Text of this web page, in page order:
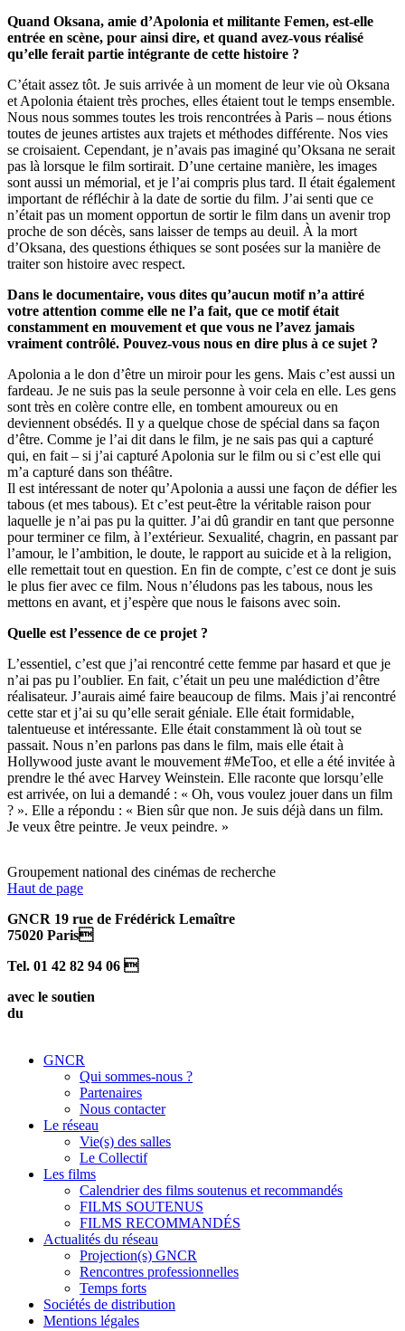
Quand Oksana, amie d’Apolonia et militante Femen, est-elle
entrée en scène, pour ainsi dire, et quand avez-vous réalisé
qu’elle ferait partie intégrante de cette histoire ?
C’était assez tôt. Je suis arrivée à un moment de leur vie où Oksana
et Apolonia étaient très proches, elles étaient tout le temps ensemble.
Nous nous sommes toutes les trois rencontrées à Paris – nous étions
toutes de jeunes artistes aux trajets et méthodes différente. Nos vies
se croisaient. Cependant, je n’avais pas imaginé qu’Oksana ne serait
pas là lorsque le film sortirait. D’une certaine manière, les images
sont aussi un mémorial, et je l’ai compris plus tard. Il était également
important de réfléchir à la date de sortie du film. J’ai senti que ce
n’était pas un moment opportun de sortir le film dans un avenir trop
proche de son décès, sans laisser de temps au deuil. À la mort
d’Oksana, des questions éthiques se sont posées sur la manière de
traiter son histoire avec respect.
Dans le documentaire, vous dites qu’aucun motif n’a attiré
votre attention comme elle ne l’a fait, que ce motif était
constamment en mouvement et que vous ne l’avez jamais
vraiment contrôlé. Pouvez-vous nous en dire plus à ce sujet ?
Apolonia a le don d’être un miroir pour les gens. Mais c’est aussi un
fardeau. Je ne suis pas la seule personne à voir cela en elle. Les gens
sont très en colère contre elle, en tombent amoureux ou en
deviennent obsédés. Il y a quelque chose de spécial dans sa façon
d’être. Comme je l’ai dit dans le film, je ne sais pas qui a capturé
qui, en fait – si j’ai capturé Apolonia sur le film ou si c’est elle qui
m’a capturé dans son théâtre.
Il est intéressant de noter qu’Apolonia a aussi une façon de défier les
tabous (et mes tabous). Et c’est peut-être la véritable raison pour
laquelle je n’ai pas pu la quitter. J’ai dû grandir en tant que personne
pour terminer ce film, à l’extérieur. Sexualité, chagrin, en passant par
l’amour, le l’ambition, le doute, le rapport au suicide et à la religion,
elle remettait tout en question. En fin de compte, c’est ce dont je suis
le plus fier avec ce film. Nous n’éludons pas les tabous, nous les
mettons en avant, et j’espère que nous le faisons avec soin.
Quelle est l’essence de ce projet ?
L’essentiel, c’est que j’ai rencontré cette femme par hasard et que je
n’ai pas pu l’oublier. En fait, c’était un peu une malédiction d’être
réalisateur. J’aurais aimé faire beaucoup de films. Mais j’ai rencontré
cette star et j’ai su qu’elle serait géniale. Elle était formidable,
talentueuse et intéressante. Elle était constamment là où tout se
passait. Nous n’en parlons pas dans le film, mais elle était à
Hollywood juste avant le mouvement #MeToo, et elle a été invitée à
prendre le thé avec Harvey Weinstein. Elle raconte que lorsqu’elle
est arrivée, on lui a demandé : « Oh, vous voulez jouer dans un film
? ». Elle a répondu : « Bien sûr que non. Je suis déjà dans un film.
Je veux être peintre. Je veux peindre. »
Groupement national des cinémas de recherche
Haut de page
GNCR 19 rue de Frédérick Lemaître
75020 Paris
Tel. 01 42 82 94 06 
avec le soutien
du
GNCR
Qui sommes-nous ?
Partenaires
Nous contacter
Le réseau
Vie(s) des salles
Le Collectif
Les films
Calendrier des films soutenus et recommandés
FILMS SOUTENUS
FILMS RECOMMANDÉS
Actualités du réseau
Projection(s) GNCR
Rencontres professionnelles
Temps forts
Sociétés de distribution
Mentions légales